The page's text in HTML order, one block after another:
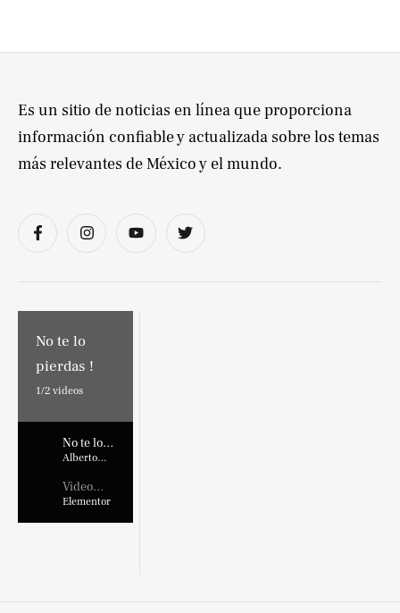
No te lo
pierdas !
1/2 videos
No te lo
pierdas !
Alberto
Video
Placehold
er
Elementor
Es un sitio de noticias en línea que proporciona
información confiable y actualizada sobre los temas
más relevantes de México y el mundo.